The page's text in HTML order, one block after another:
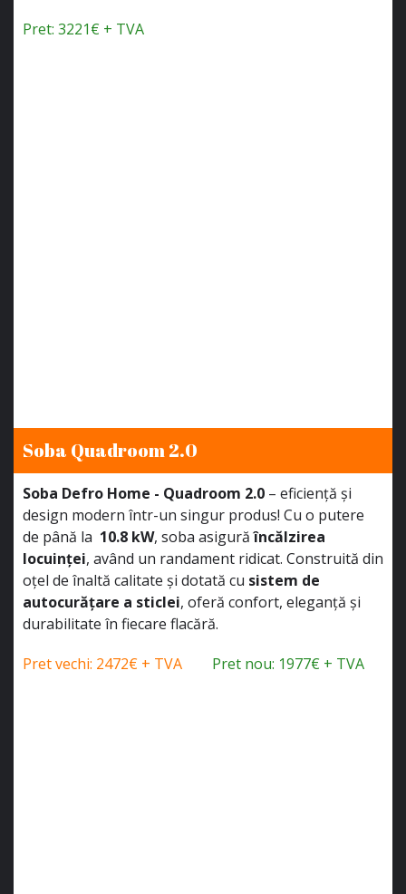
Pret: 3221€ + TVA
Soba Quadroom 2.0
Soba Defro Home - Quadroom 2.0 – eficiență și
design modern într-un singur produs! Cu o putere
de până la 10.8 kW, soba asigurăîncălzirea
locuinței, având un randament ridicat. Construită din
oțel de înaltă calitate și dotată cu sistem de
autocurățare a sticlei, oferă confort, eleganță și
durabilitate în fiecare flacără.
Pret vechi: 2472€ + TVA
Pret nou: 1977€ + TVA